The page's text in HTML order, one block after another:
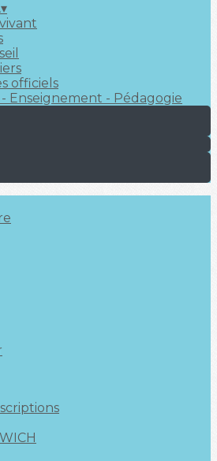
▾
officiels
Enseignement - Pédagogie